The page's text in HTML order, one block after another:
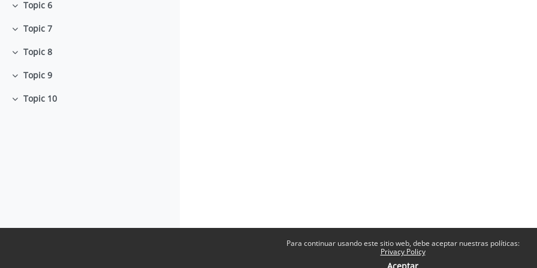
Para continuar usando este sitio web, debe aceptar nuestras políticas:
Privacy Policy
Colapsar
Topic 6
Colapsar
Topic 7
Colapsar
Topic 8
Colapsar
Topic 9
Colapsar
Topic 10